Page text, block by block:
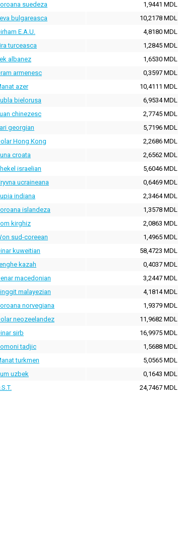
suedeza
1,9441 MDL
bulgareasca
10,2178 MDL
E.A.U.
4,8180 MDL
turceasca
1,2845 MDL
albanez
1,6530 MDL
armenesc
0,3597 MDL
azer
10,4111 MDL
bielorusa
6,9534 MDL
chinezesc
2,7745 MDL
georgian
5,7196 MDL
Hong Kong
2,2686 MDL
croata
2,6562 MDL
israelian
5,6046 MDL
ucraineana
0,6469 MDL
indiana
2,3464 MDL
islandeza
1,3578 MDL
kirghiz
2,0863 MDL
sud-coreean
1,4965 MDL
kuweitian
58,4723 MDL
kazah
0,4037 MDL
macedonian
3,2447 MDL
malayezian
4,1814 MDL
norvegiana
1,9379 MDL
neozeelandez
11,9682 MDL
sirb
16,9975 MDL
tadjic
1,5688 MDL
turkmen
5,0565 MDL
uzbek
0,1643 MDL
24,7467 MDL